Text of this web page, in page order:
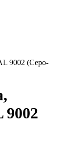
9002 (Серо-